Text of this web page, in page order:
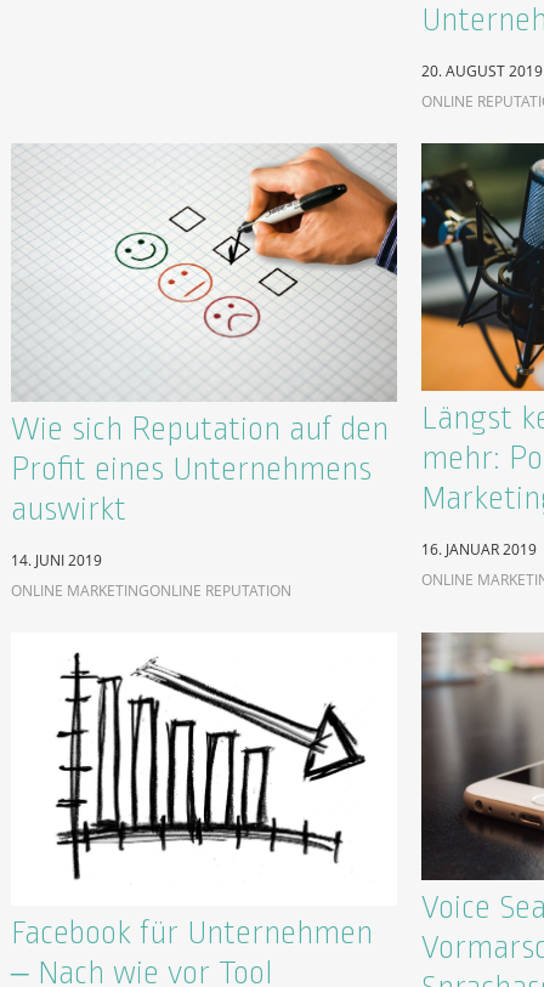
20. AUGUST 2019
ONLINE
Wie sich Reputation auf den
Profit eines Unternehmens
auswirkt
14. JUNI 2019
ONLINE MARKETINGONLINE REPUTATION
Längst
mehr:
16. JANUAR 2019
ONLINE
Facebook für Unternehmen
– Nach wie vor Tool
Voice